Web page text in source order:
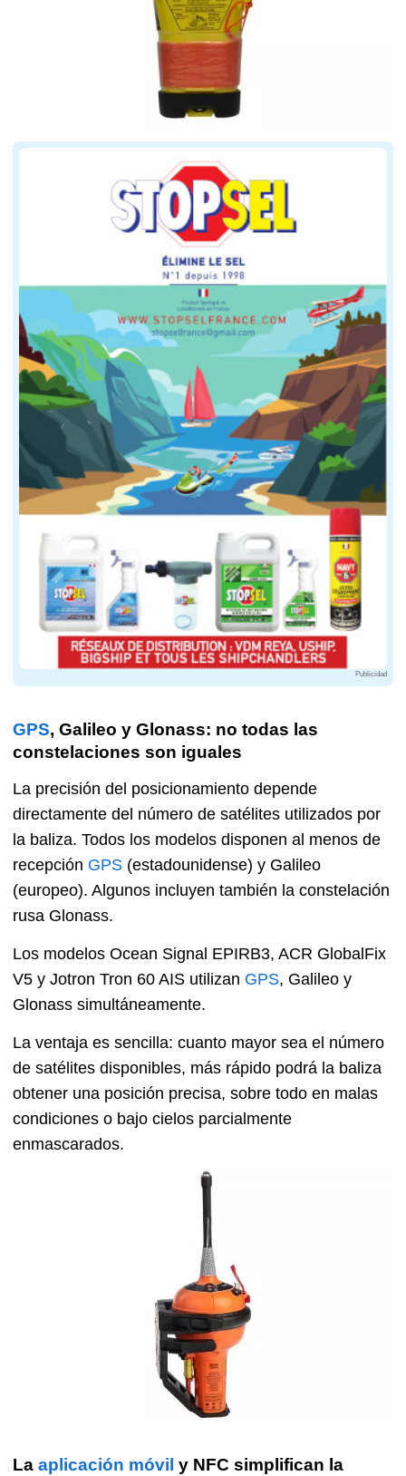
Publicidad
GPS, Galileo y Glonass: no todas las
constelaciones son iguales
La precisión del posicionamiento depende
directamente del número de satélites utilizados por
la baliza. Todos los modelos disponen al menos de
recepción GPS (estadounidense) y Galileo
(europeo). Algunos incluyen también la constelación
rusa Glonass.
Los modelos Ocean Signal EPIRB3, ACR GlobalFix
V5 y Jotron Tron 60 AIS utilizan GPS, Galileo y
Glonass simultáneamente.
La ventaja es sencilla: cuanto mayor sea el número
de satélites disponibles, más rápido podrá la baliza
obtener una posición precisa, sobre todo en malas
condiciones o bajo cielos parcialmente
enmascarados.
La aplicación móvil y NFC simplifican la